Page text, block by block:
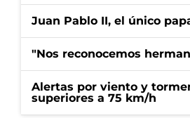
Juan Pablo II, el único
"Nos reconocemos
Alertas por viento y
superiores a 75 km/h